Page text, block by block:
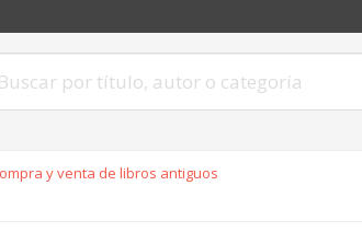
y venta de libros antiguos